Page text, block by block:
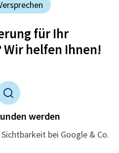
für Ihr
helfen Ihnen!
werden
bei Google & Co.